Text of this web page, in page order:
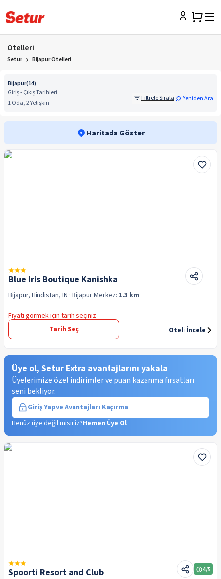
Otelleri
Setur Bijapur Otelleri
Bijapur(14)
Giriş - Çıkış Tarihleri
1 Oda, 2 Yetişkin
Filtrele Sırala Yeniden Ara
Haritada Göster
Blue Iris Boutique Kanishka
Bijapur, Hindistan, IN · BijapurMerkez: 1.3 km
Fiyatı görmek için tarih seçiniz
Tarih Seç
Oteli İncele
Üye ol, Setur Extra avantajlarını yakala
Üyelerimize özel indirimler ve puan kazanma fırsatları
seni bekliyor.
Giriş Yapve Avantajları Kaçırma
Henüz üye değil misiniz?Hemen Üye Ol
Spoorti Resort and Club 4/5